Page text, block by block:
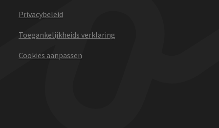
Privacybeleid
Toegankelijkheids verklaring
Cookies aanpassen